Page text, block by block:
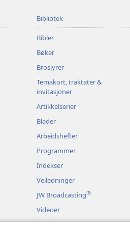
Bibliotek
Bibler
Bøker
Brosjyrer
Temakort, traktater &
invitasjoner
Artikkelserier
Blader
Arbeidshefter
Programmer
Indekser
Veiledninger
JW Broadcasting®
Videoer
Musikk